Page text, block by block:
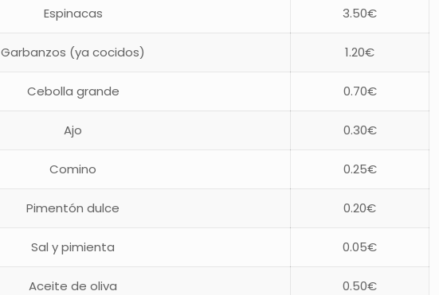
Espinacas 3.50€
Garbanzos (ya cocidos) 1.20€
Cebolla grande 0.70€
Ajo 0.30€
Comino 0.25€
Pimentón dulce 0.20€
Sal y pimienta 0.05€
Aceite de oliva 0.50€